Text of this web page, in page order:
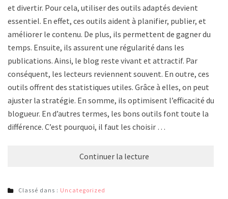
et divertir. Pour cela, utiliser des outils adaptés devient
essentiel. En effet, ces outils aident à planifier, publier, et
améliorer le contenu. De plus, ils permettent de gagner du
temps. Ensuite, ils assurent une régularité dans les
publications. Ainsi, le blog reste vivant et attractif. Par
conséquent, les lecteurs reviennent souvent. En outre, ces
outils offrent des statistiques utiles. Grâce à elles, on peut
ajuster la stratégie. En somme, ils optimisent l’efficacité du
blogueur. En d’autres termes, les bons outils font toute la
différence. C’est pourquoi, il faut les choisir …
Continuer la lecture
Classé dans : Uncategorized